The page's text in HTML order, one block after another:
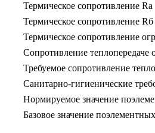
Термическое сопротивление Rа
Термическое сопротивление Rб
Термическое сопротивление
Сопротивление
Требуемое сопротивление
Санитарно-гигиенические
Нормируемое значение
Базовое значение